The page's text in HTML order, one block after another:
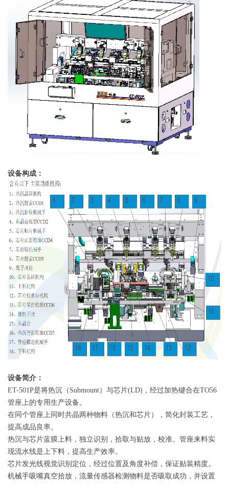
设备构成：
设备简介：
ET-501P是将热沉（Submount）与芯片(LD)，经过加热键合在TO56
管座上的专用生产设备。
在同个管座上同时共晶两种物料（热沉和芯片），简化封装工艺，
提高成品良率。
热沉与芯片蓝膜上料，独立识别，拾取与贴放，校准。管座来料实
现流水线是上下料，提高生产效率。
芯片发光线视觉识别定位，经过位置及角度补偿，保证贴装精度。
机械手吸嘴真空拾放，流量传感器检测物料是否吸取成功，并设置